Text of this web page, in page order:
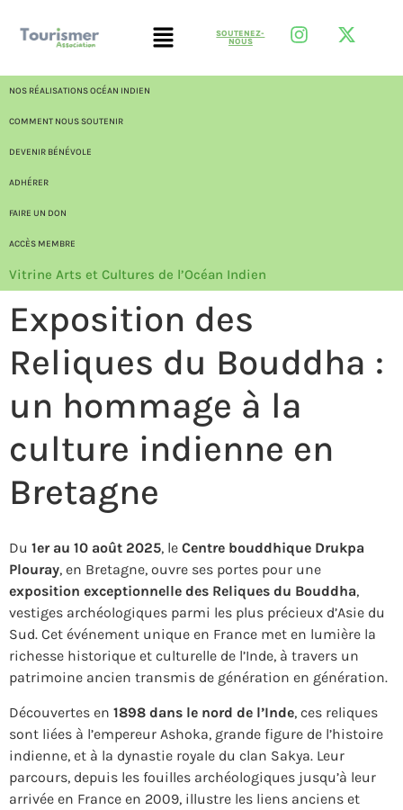
SOUTENEZ-
NOUS
NOS RÉALISATIONS OCÉAN INDIEN
COMMENT NOUS SOUTENIR
DEVENIR BÉNÉVOLE
ADHÉRER
FAIRE UN DON
ACCÈS MEMBRE
Vitrine Arts et Cultures de l’Océan Indien
Exposition des
Reliques du Bouddha :
un hommage à la
culture indienne en
Bretagne
Du 1er au 10 août 2025, le Centre bouddhique Drukpa
Plouray, en Bretagne, ouvre ses portes pour une
exposition exceptionnelle des Reliques du Bouddha,
vestiges archéologiques parmi les plus précieux d’Asie du
Sud. Cet événement unique en France met en lumière la
richesse historique et culturelle de l’Inde, à travers un
patrimoine ancien transmis de génération en génération.
Découvertes en 1898 dans le nord de l’Inde, ces reliques
sont liées à l’empereur Ashoka, grande figure de l’histoire
indienne, et à la dynastie royale du clan Sakya. Leur
parcours, depuis les fouilles archéologiques jusqu’à leur
arrivée en France en 2009, illustre les liens anciens et